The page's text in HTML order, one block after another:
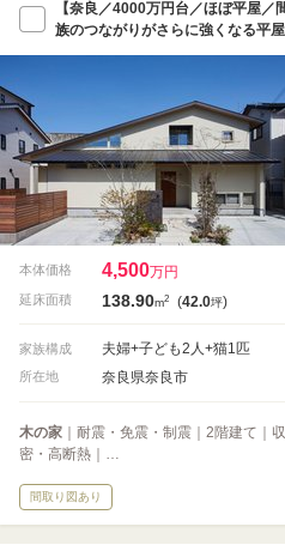
【奈良／4000万円台／ほぼ平屋
族のつながりがさらに強くなる平
本体価格 4,500万円
延床面積 138.90m2 (42.0坪)
家族構成 夫婦+子ども2人+猫1匹
所在地 奈良県奈良市
木の家 ｜耐震・免震・制震｜2階建て｜
密・高断熱｜…
間取り図あり